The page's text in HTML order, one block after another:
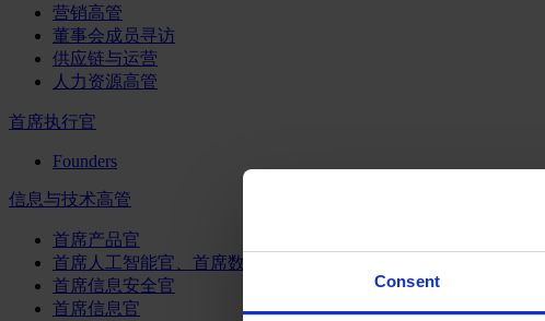
Consent
营销高管
董事会成员寻访
供应链与运营
人力资源高管
首席执行官
Founders
信息与技术高管
首席产品官
首席人工智能官、首席数据官和首席数据解析官
首席信息安全官
首席信息官